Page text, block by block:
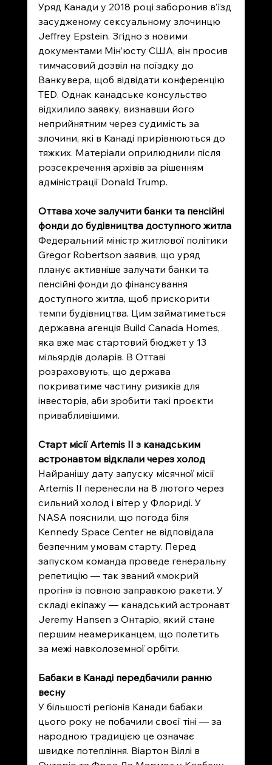
Уряд Канади у 2018 році заборонив в’їзд
засудженому сексуальному злочинцю
Jeffrey Epstein. Згідно з новими
документами Мін’юсту США, він просив
тимчасовий дозвіл на поїздку до
Ванкувера, щоб відвідати конференцію
TED. Однак канадське консульство
відхилило заявку, визнавши його
неприйнятним через судимість за
злочини, які в Канаді прирівнюються до
тяжких. Матеріали оприлюднили після
розсекречення архівів за рішенням
адміністрації Donald Trump.
Оттава хоче залучити банки та пенсійні
фонди до будівництва доступного житла
Федеральний міністр житлової політики
Gregor Robertson заявив, що уряд
планує активніше залучати банки та
пенсійні фонди до фінансування
доступного житла, щоб прискорити
темпи будівництва. Цим займатиметься
державна агенція Build Canada Homes,
яка вже має стартовий бюджет у 13
мільярдів доларів. В Оттаві
розраховують, що держава
покриватиме частину ризиків для
інвесторів, аби зробити такі проєкти
привабливішими.
Старт місії Artemis II з канадським
астронавтом відклали через холод
Найранішу дату запуску місячної місії
Artemis II перенесли на 8 лютого через
сильний холод і вітер у Флориді. У
NASA пояснили, що погода біля
Kennedy Space Center не відповідала
безпечним умовам старту. Перед
запуском команда проведе генеральну
репетицію — так званий «мокрий
прогін» із повною заправкою ракети. У
складі екіпажу — канадський астронавт
Jeremy Hansen з Онтаріо, який стане
першим неамериканцем, що полетить
за межі навколоземної орбіти.
Бабаки в Канаді передбачили ранню
весну
У більшості регіонів Канади бабаки
цього року не побачили своєї тіні — за
народною традицією це означає
швидке потепління. Віартон Віллі в